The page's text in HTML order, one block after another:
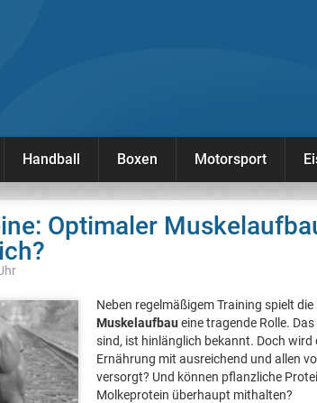
Handball Boxen Motorsport
Optimaler
Neben regelmäßigem Training spielt
Muskelaufbau eine tragende Rolle.
sind, ist hinlänglich bekannt. Doch wird
Ernährung mit ausreichend und allen
versorgt? Und können pflanzliche
Molkeprotein überhaupt mithalten?